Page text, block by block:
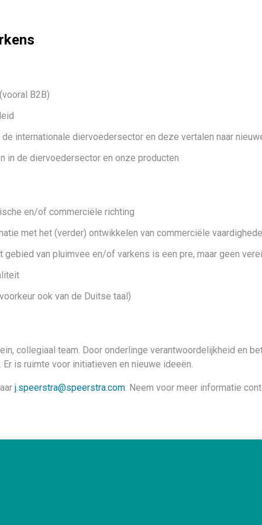
B2B)
internationale diervoedersector en deze vertalen naar
in de diervoedersector en onze producten
en/of commerciële richting
met het (verder) ontwikkelen van commerciële
van pluimvee en/of varkens is een pre, maar geen
ook van de Duitse taal)
collegiaal team. Door onderlinge verantwoordelijkheid en
is ruimte voor initiatieven en nieuwe ideeën.
j.speerstra@speerstra.com. Neem voor meer informatie